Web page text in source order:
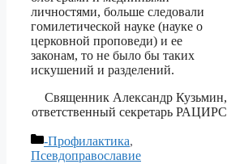
личностями, больше следовали
гомилетической науке (науке о
церковной проповеди) и ее
законам, то не было бы таких
искушений и разделений.
Священник Александр Кузьмин,
ответственный секретарь РАЦИРС
Рубрики
-Профилактика,
Псевдоправославие